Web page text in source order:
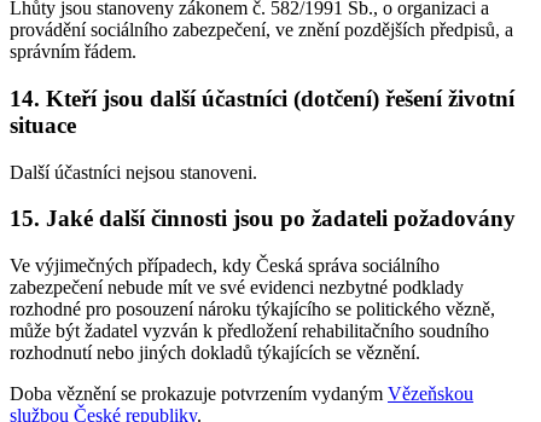
Lhůty jsou stanoveny zákonem č. 582/1991 Sb., o organizaci a
provádění sociálního zabezpečení, ve znění pozdějších předpisů, a
správním řádem.
14. Kteří jsou další účastníci (dotčení) řešení životní
situace
Další účastníci nejsou stanoveni.
15. Jaké další činnosti jsou po žadateli požadovány
Ve výjimečných případech, kdy Česká správa sociálního
zabezpečení nebude mít ve své evidenci nezbytné podklady
rozhodné pro posouzení nároku týkajícího se politického vězně,
může být žadatel vyzván k předložení rehabilitačního soudního
rozhodnutí nebo jiných dokladů týkajících se věznění.
Doba věznění se prokazuje potvrzením vydaným Vězeňskou
službou České republiky.